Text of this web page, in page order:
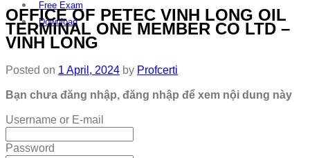
Free Exam
Download
OFFICE OF PETEC VINH LONG OIL
TERMINAL ONE MEMBER CO LTD –
VINH LONG
Posted on 1 April, 2024 by Profcerti
Bạn chưa đăng nhập, đăng nhập để xem nội dung này
Username or E-mail
Password